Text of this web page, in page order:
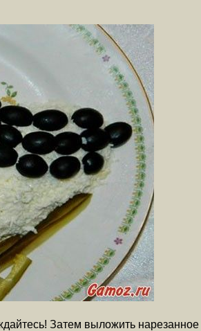
Затем выложить